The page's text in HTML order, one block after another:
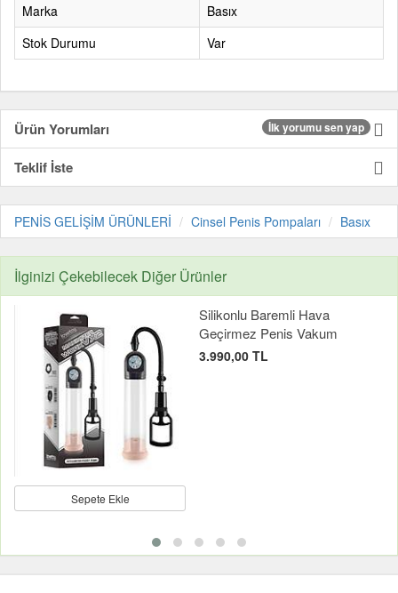
Marka
Basıx
Stok Durumu
Var
Ürün Yorumları İlk yorumu sen yap
Teklif İste
PENİS GELİŞİM ÜRÜNLERİ Cinsel Penis Pompaları Basıx
İlginizi Çekebilecek Diğer Ürünler
Sepete Ekle
Silikonlu Baremli Hava
Geçirmez Penis Vakum
3.990,00 TL